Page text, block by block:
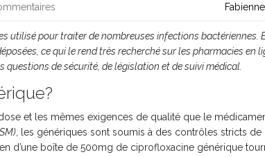
utilisé pour traiter de nombreuses infections bactériennes.
ce qui le rend très recherché sur les pharmacies en
questions de sécurité, de législation et de suivi médical.
et les mêmes exigences de qualité que le
, les génériques sont soumis à des contrôles stricts de
d’une boîte de 500mg de ciprofloxacine générique